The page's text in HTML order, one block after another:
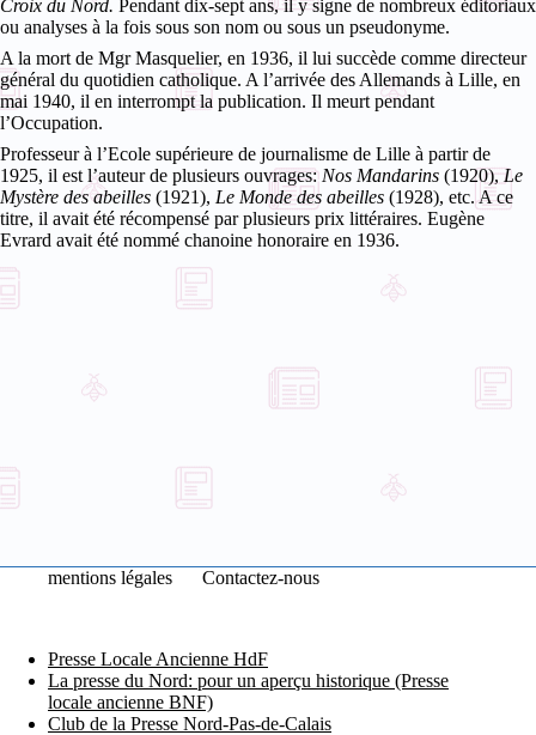
Croix du Nord. Pendant dix-sept ans, il y signe de nombreux éditoriaux
ou analyses à la fois sous son nom ou sous un pseudonyme.
A la mort de Mgr Masquelier, en 1936, il lui succède comme directeur
général du quotidien catholique. A l’arrivée des Allemands à Lille, en
mai 1940, il en interrompt la publication. Il meurt pendant
l’Occupation.
Professeur à l’Ecole supérieure de journalisme de Lille à partir de
1925, il est l’auteur de plusieurs ouvrages: Nos Mandarins (1920), Le
Mystère des abeilles (1921), Le Monde des abeilles (1928), etc. A ce
titre, il avait été récompensé par plusieurs prix littéraires. Eugène
Evrard avait été nommé chanoine honoraire en 1936.
mentions légales Contactez-nous
Presse Locale Ancienne HdF
La presse du Nord: pour un aperçu historique (Presse
locale ancienne BNF)
Club de la Presse Nord-Pas-de-Calais